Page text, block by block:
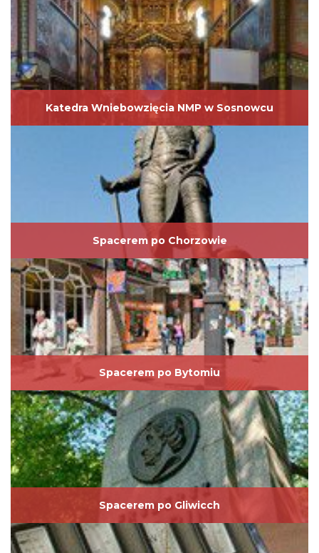
Katedra Wniebowzięcia NMP w Sosnowcu
Spacerem po Chorzowie
Spacerem po Bytomiu
Spacerem po Gliwicch